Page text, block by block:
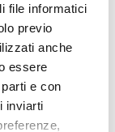
file informatici
previo
anche
essere
e con
inviarti
guidato con
i
hanno
conoscere
cui sono